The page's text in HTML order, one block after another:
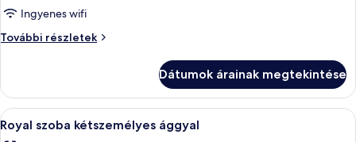
Deluxe
kétszemélyes
Ingyenes wifi
További részletek
Deluxe
további
részletei
Dátumok árainak megtekintése
A
következő
Egy modern szállodai szoba,
8
Royal szoba kétszemélyes ággyal